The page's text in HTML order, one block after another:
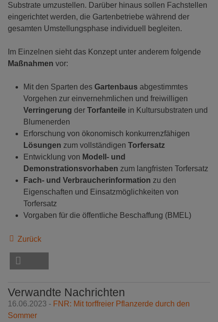
Substrate umzustellen. Darüber hinaus sollen Fachstellen
eingerichtet werden, die Gartenbetriebe während der
gesamten Umstellungsphase individuell begleiten.
Im Einzelnen sieht das Konzept unter anderem folgende
Maßnahmen vor:
Mit den Sparten des Gartenbaus abgestimmtes
Vorgehen zur einvernehmlichen und freiwilligen
Verringerung der Torfanteile in Kultursubstraten und
Blumenerden
Erforschung von ökonomisch konkurrenzfähigen
Lösungen zum vollständigen Torfersatz
Entwicklung von Modell- und
Demonstrationsvorhaben zum langfristen Torfersatz
Fach- und Verbraucherinformation zu den
Eigenschaften und Einsatzmöglichkeiten von
Torfersatz
Vorgaben für die öffentliche Beschaffung (BMEL)
Zurück
Verwandte Nachrichten
16.06.2023 - FNR: Mit torffreier Pflanzerde durch den
Sommer